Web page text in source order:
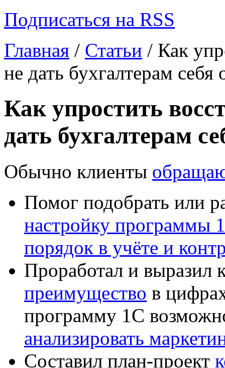
Подписаться на RSS
Главная / Статьи / Как
не дать бухгалтерам себя
Как упростить
дать бухгалтерам
Обычно клиенты
Помог подобрать или
настройку программы
порядок в учёте и
Проработал и выразил
преимущество в
программу 1С
анализировать
Составил план-проект